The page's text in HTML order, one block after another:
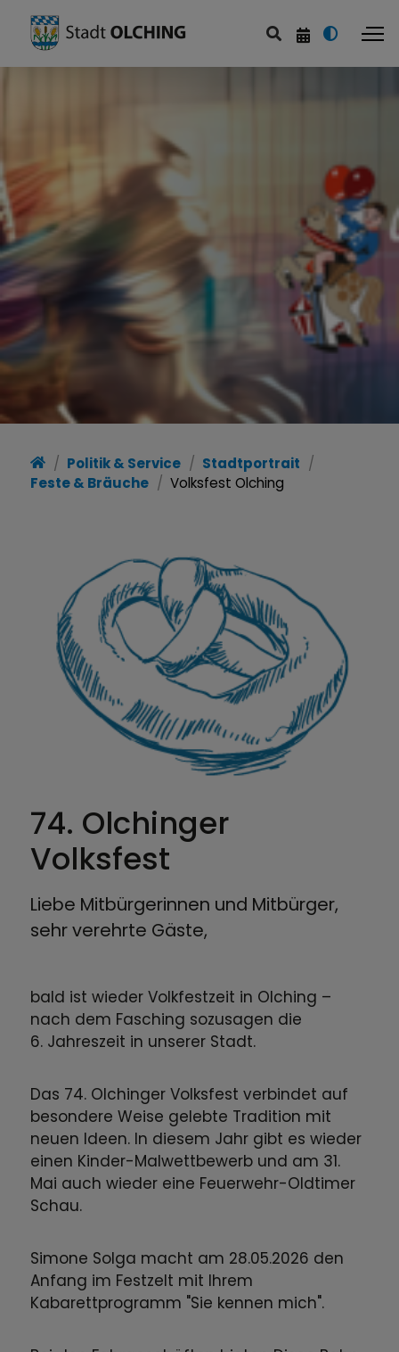
Zahlen, Daten, Fakten
Verkehrsanbindung
Stadtgeschichte
Partnerstädte
Feste & Bräuche
Politik & Service
Stadtportrait
Feste & Bräuche
Volksfest Olching
74. Olchinger
Volksfest
Liebe Mitbürgerinnen und Mitbürger,
sehr verehrte Gäste,
bald ist wieder Volkfestzeit in Olching –
nach dem Fasching sozusagen die
6. Jahreszeit in unserer Stadt.
Das 74. Olchinger Volksfest verbindet auf
besondere Weise gelebte Tradition mit
neuen Ideen. In diesem Jahr gibt es wieder
einen Kinder-Malwettbewerb und am 31.
Mai auch wieder eine Feuerwehr-Oldtimer
Schau.
Simone Solga macht am 28.05.2026 den
Anfang im Festzelt mit Ihrem
Kabarettprogramm "Sie kennen mich".